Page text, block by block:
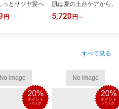
っとりツヤ髪へ
円
肌は夏の土台ケアから。
5,720 円 ～
すべて見る
No Image
20%
ポイント
バック
No Image
20%
ポイント
バック